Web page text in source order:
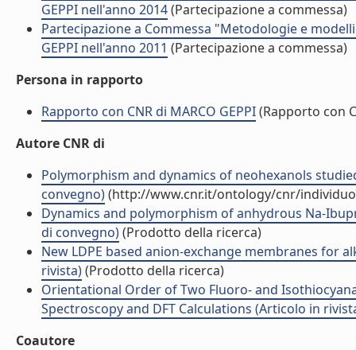
GEPPI nell'anno 2014(Partecipazione a commessa)
Partecipazione a Commessa "Metodologie e
GEPPI nell'anno 2011 (Partecipazione a commessa)
Persona in rapporto
Rapporto con CNR di MARCO GEPPI(Rapporto con
Autore CNR di
Polymorphism and dynamics of neohexanols
convegno)(http://www.cnr.it/ontology/cnr/
Dynamics and polymorphism of anhydrous Na-
di convegno)(Prodotto della ricerca)
New LDPE based anion-exchange membranes for
rivista)(Prodotto della ricerca)
Orientational Order of Two Fluoro- and
Spectroscopy and DFT Calculations (Articolo in
Coautore